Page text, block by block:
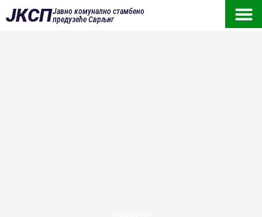
ЈКСПЈавно комунално стамбено
предузеће Сврљиг